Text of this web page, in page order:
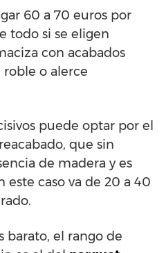
60 a 70 euros por
todo si se eligen
con acabados
roble o alerce
puede optar por el
que sin
de madera y es
este caso va de 20 a 40
barato, el rango de